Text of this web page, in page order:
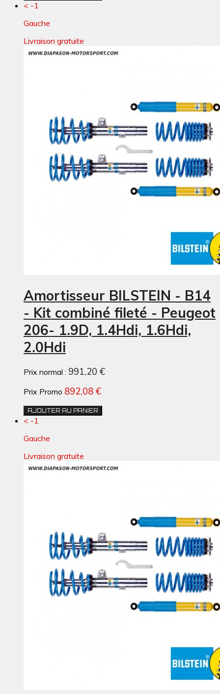
< -1
Gauche
Livraison gratuite
Amortisseur BILSTEIN - B14
- Kit combiné fileté - Peugeot
206- 1.9D, 1.4Hdi, 1.6Hdi,
2.0Hdi
Prix normal : 991,20 €
Prix Promo 892,08 €
AJOUTER AU PANIER
< -1
Gauche
Livraison gratuite